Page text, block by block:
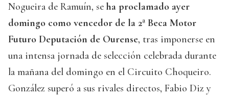
Nogueira de Ramuín, se ha proclamado ayer
domingo como vencedor de la 2ª Beca Motor
Futuro Deputación de Ourense, tras imponerse en
una intensa jornada de selección celebrada durante
la mañana del domingo en el Circuito Choqueiro.
González superó a sus rivales directos, Fabio Diz y